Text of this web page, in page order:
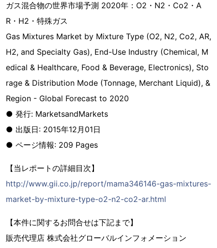
ガス混合物の世界市場予測 2020年：O2・N2・Co2・A
R・H2・特殊ガス
Gas Mixtures Market by Mixture Type (O2, N2, Co2, AR,
H2, and Specialty Gas), End-Use Industry (Chemical, M
edical & Healthcare, Food & Beverage, Electronics), Sto
rage & Distribution Mode (Tonnage, Merchant Liquid), &
Region - Global Forecast to 2020
● 発行: MarketsandMarkets
● 出版日: 2015年12月01日
● ページ情報: 209 Pages
【当レポートの詳細目次】
http://www.gii.co.jp/report/mama346146-gas-mixtures-
market-by-mixture-type-o2-n2-co2-ar.html
【本件に関するお問合せは下記まで】
販売代理店 株式会社グローバルインフォメーション